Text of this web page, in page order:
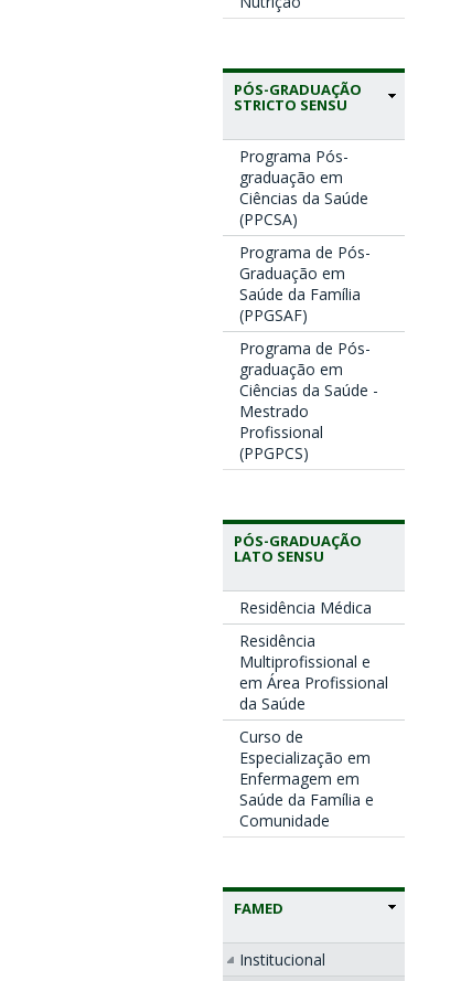
PÓS-GRADUAÇÃO
STRICTO SENSU
Programa Pós-
graduação em
Ciências da Saúde
(PPCSA)
Programa de Pós-
Graduação em
Saúde da Família
(PPGSAF)
Programa de Pós-
graduação em
Ciências da Saúde -
Mestrado
Profissional
(PPGPCS)
PÓS-GRADUAÇÃO
LATO SENSU
Residência Médica
Residência
Multiprofissional e
em Área Profissional
da Saúde
Curso de
Especialização em
Enfermagem em
Saúde da Família e
Comunidade
FAMED
Institucional